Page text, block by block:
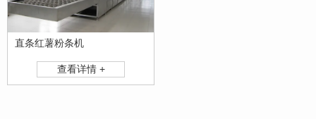
直条红薯粉条机
查看详情 +